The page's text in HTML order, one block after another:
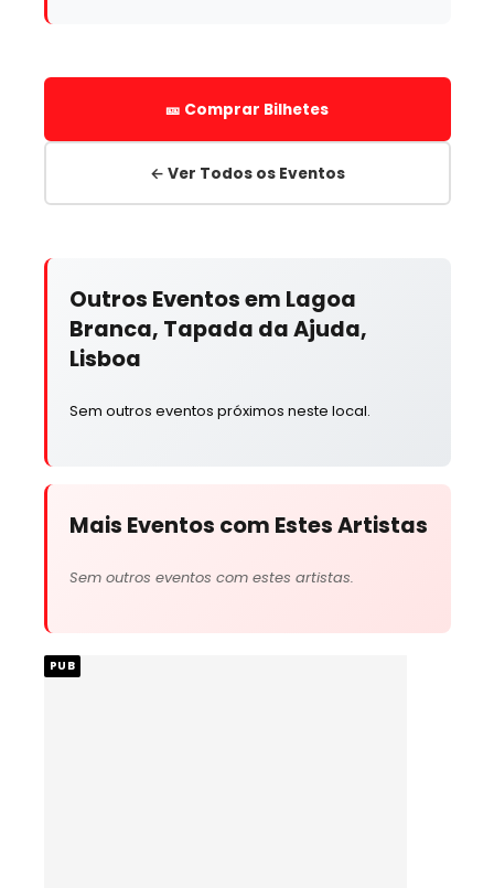
🎫 Comprar Bilhetes
← Ver Todos os Eventos
Outros Eventos em Lagoa
Branca, Tapada da Ajuda,
Lisboa
Sem outros eventos próximos neste local.
Mais Eventos com Estes Artistas
Sem outros eventos com estes artistas.
PUB